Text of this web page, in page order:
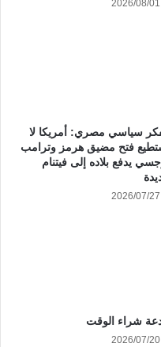
2026/08/01
سياسي مصري: أمريكا لا
فتح مضيق هرمز وترامب
يدفع بلاده إلى فيتنام
2026/07/27
شراء الوقت
2026/07/20